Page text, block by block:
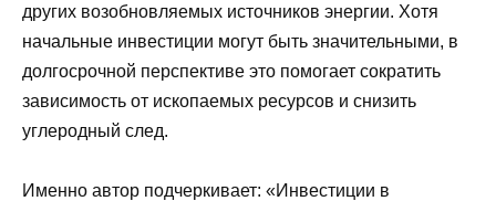
других возобновляемых источников энергии. Хотя
начальные инвестиции могут быть значительными, в
долгосрочной перспективе это помогает сократить
зависимость от ископаемых ресурсов и снизить
углеродный след.
Именно автор подчеркивает: «Инвестиции в